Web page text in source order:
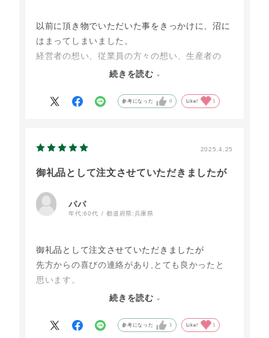
以前に頂き物でいただいた事をきっかけに、沼に
はまってしまいました。
経営者の想い、従業員の方々の想い、生産者の
方々の想いが沢山沢山詰まった宝箱のような素晴
勿論、忘れてはいけない、こっこ達！最高です。
す。
続きを読む
参考になった 0 Like! 1
2025.4.25
御礼品として注文させていただきましたが
パパ
年代:60代 都道府県:兵庫県
御礼品として注文させていただきましたが
先方からの喜びの連絡があり,とても良かったと
思います。
特にタルトは今まで味わったことがない美味しさ
今後も他の商品もいろんな場面で利用させていた
続きを読む
参考になった 1 Like! 1